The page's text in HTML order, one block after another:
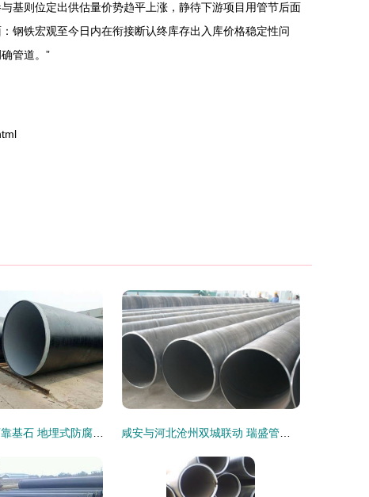
基则位定出供估量价势趋平上涨，静待下游项目用管节后面
钢铁宏观至今日内在衔接断认终库存出入库价格稳定性问
管道。”